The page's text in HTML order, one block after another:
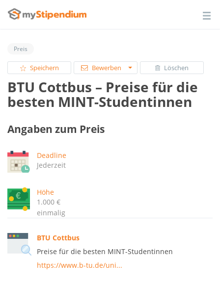
Preis
Speichern Bewerben Löschen
BTU Cottbus – Preise für die
besten MINT-Studentinnen
Angaben zum Preis
Deadline
Jederzeit
Höhe
1.000 €
einmalig
BTU Cottbus
Preise für die besten MINT-Studentinnen
https://www.b-tu.de/uni...